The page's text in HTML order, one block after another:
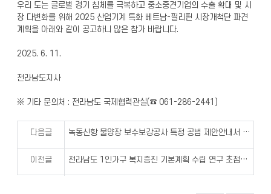
우리 도는 글로벌 경기 침체를 극복하고 중소중견기업의 수출 확대 및 시
장 다변화를 위해 2025 산업기계 특화 베트남-필리핀 시장개척단 파견
계획을 아래와 같이 공고하니 많은 참가 바랍니다.
2025. 6. 11.
전라남도지사
※ 기타 문의처 : 전라남도 국제협력관실(☎ 061-286-2441)
다음글 녹동신항 물양장 보수보강공사 특정 공법 제안안내서 심의 결과 공고
이전글 전라남도 1인가구 복지증진 기본계획 수립 연구 초점집단 면접조사 참여자 모집 공고